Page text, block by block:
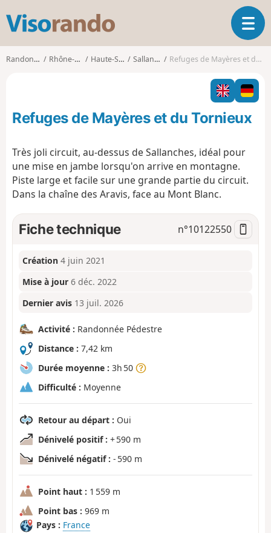
s
o
o
O
u
v
i
r
l
a
g
i
o
Randonnées Rhône-Alpes Haute-Savoie Sallanches Refuges de Mayères et du Tornieux
Refuges de Mayères et du Tornieux
Très joli circuit, au-dessus de Sallanches, idéal pour
une mise en jambe lorsqu'on arrive en montagne.
Piste large et facile sur une grande partie du circuit.
Dans la chaîne des Aravis, face au Mont Blanc.
Fiche technique n°10122550
Création 4 juin 2021
Mise à jour 6 déc. 2022
Dernier avis 13 juil. 2026
Activité : Randonnée Pédestre
Distance : 7,42 km
Durée moyenne : 3h 50
Difficulté : Moyenne
Retour au départ : Oui
Dénivelé positif : + 590 m
Dénivelé négatif : - 590 m
Point haut : 1 559 m
Point bas : 969 m
Pays : France